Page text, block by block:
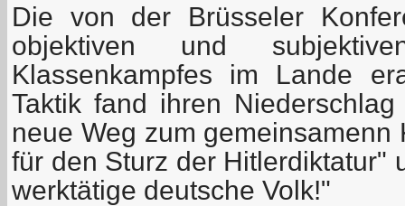
Die von der Brüsseler
objektiven und
Klassenkampfes im Lande
Taktik fand ihren
neue Weg zum gemeinsamenn
für den Sturz der Hitlerdiktatur"
werktätige deutsche Volk!"